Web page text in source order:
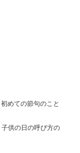
めての節句のこと
供の日の呼び方の